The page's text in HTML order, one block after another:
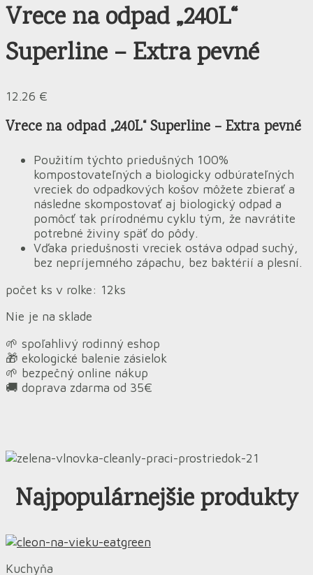
Vrece na odpad „240L“
Superline – Extra pevné
12.26 €
Vrece na odpad „240L“ Superline – Extra pevné
Použitím týchto priedušných 100%
kompostovateľných a biologicky odbúrateľných
vreciek do odpadkových košov môžete zbierať a
následne skompostovať aj biologický odpad a
pomôcť tak prírodnému cyklu tým, že navrátite
potrebné živiny späť do pôdy.
Vďaka priedušnosti vreciek ostáva odpad suchý,
bez nepríjemného zápachu, bez baktérií a plesní.
počet ks v rolke: 12ks
Nie je na sklade
🌱 spoľahlivý rodinný eshop
🎁 ekologické balenie zásielok
🌱 bezpečný online nákup
🚚 doprava zdarma od 35€
Najpopulárnejšie produkty
Kuchyňa